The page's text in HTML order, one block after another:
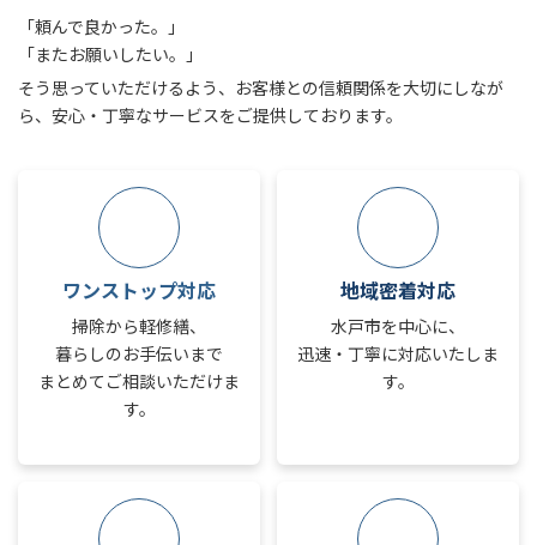
「頼んで良かった。」
「またお願いしたい。」
そう思っていただけるよう、お客様との信頼関係を大切にしなが
ら、安心・丁寧なサービスをご提供しております。
ワンストップ対応
掃除から軽修繕、
暮らしのお手伝いまで
まとめてご相談いただけま
す。
地域密着対応
水戸市を中心に、
迅速・丁寧に対応いたしま
す。